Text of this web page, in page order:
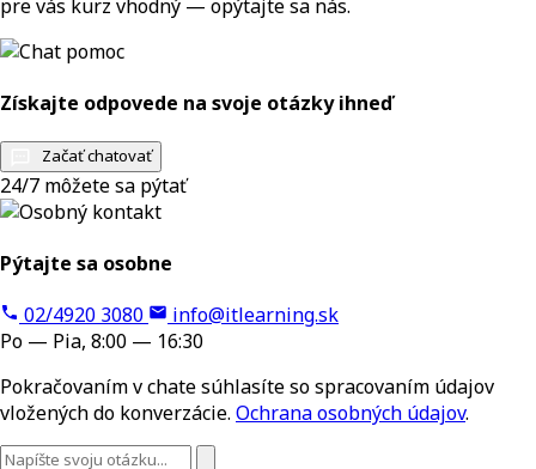
pre vás kurz vhodný — opýtajte sa nás.
Získajte odpovede na svoje otázky ihneď
Začať chatovať
24/7 môžete sa pýtať
Pýtajte sa osobne
02/4920 3080
info@itlearning.sk
Po — Pia, 8:00 — 16:30
Pokračovaním v chate súhlasíte so spracovaním údajov
vložených do konverzácie. Ochrana osobných údajov.